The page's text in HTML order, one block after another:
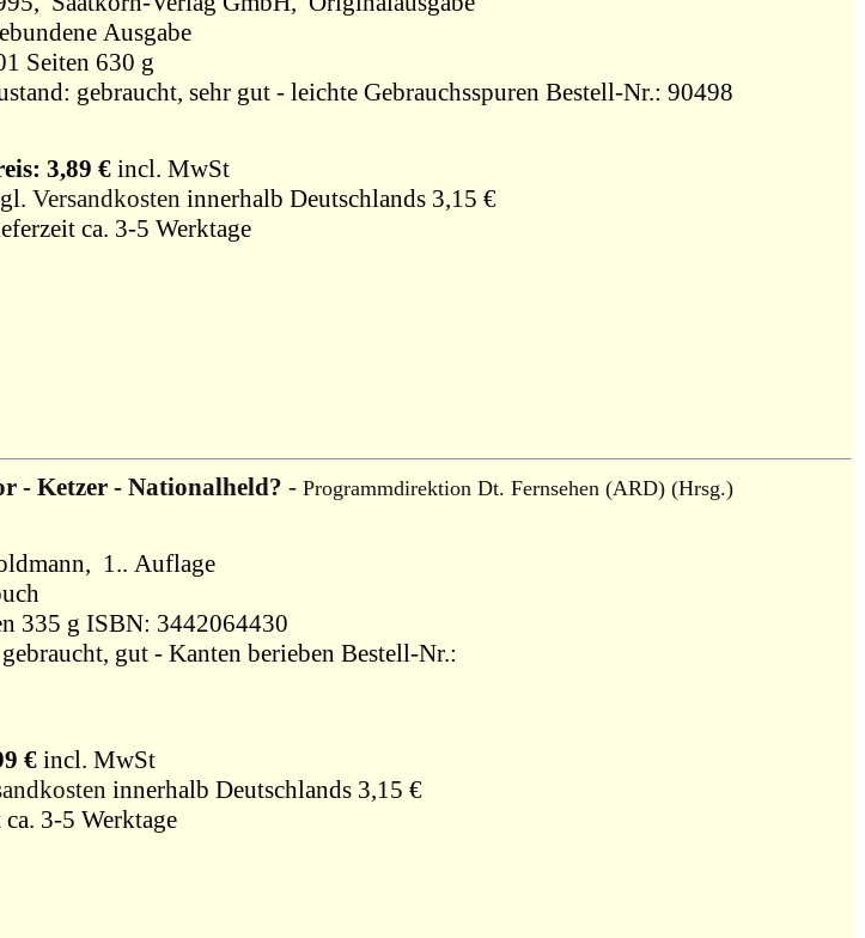
Ausgabe
301 Seiten 630 g
gebraucht, sehr gut - leichte Gebrauchsspuren Bestell-Nr.: 90498
3,89 € incl. MwSt
Versandkosten innerhalb Deutschlands 3,15 €
ca. 3-5 Werktage
- Ketzer - Nationalheld? - Programmdirektion Dt. Fernsehen (ARD) (Hrsg.)
1.. Auflage
304 Seiten 335 g ISBN: 3442064430
gut - Kanten berieben Bestell-Nr.:
€ incl. MwSt
innerhalb Deutschlands 3,15 €
3-5 Werktage